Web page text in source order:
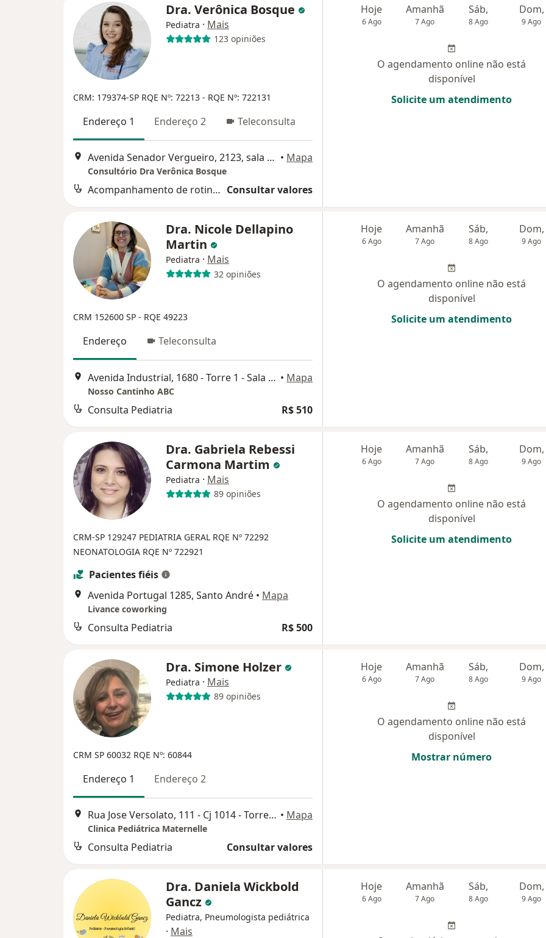
Dra. Verônica Bosque
Pediatra · Mais
123 opiniões
CRM: 179374-SP RQE Nº: 72213 - RQE Nº: 722131
Endereço 1 Endereço 2 Teleconsulta
Avenida Senador Vergueiro, 2123, sala 308, Rudge Ramos, São Bernardo do Campo • Mapa
Consultório Dra Verônica Bosque
Acompanhamento de rotina (Puericultura) Consultar valores
Hoje
6 Ago
Amanhã
7 Ago
Sáb,
8 Ago
Dom,
9 Ago
O agendamento online não está
disponível
Solicite um atendimento
Dra. Nicole Dellapino
Martin
Pediatra · Mais
32 opiniões
CRM 152600 SP - RQE 49223
Endereço Teleconsulta
Avenida Industrial, 1680 - Torre 1 - Sala 103, Santo André • Mapa
Nosso Cantinho ABC
Consulta Pediatria R$ 510
Hoje
6 Ago
Amanhã
7 Ago
Sáb,
8 Ago
Dom,
9 Ago
O agendamento online não está
disponível
Solicite um atendimento
Dra. Gabriela Rebessi
Carmona Martim
Pediatra · Mais
89 opiniões
CRM-SP 129247 PEDIATRIA GERAL RQE Nº 72292
NEONATOLOGIA RQE Nº 722921
Pacientes fiéis
Avenida Portugal 1285, Santo André • Mapa
Livance coworking
Consulta Pediatria R$ 500
Hoje
6 Ago
Amanhã
7 Ago
Sáb,
8 Ago
Dom,
9 Ago
O agendamento online não está
disponível
Solicite um atendimento
Dra. Simone Holzer
Pediatra · Mais
89 opiniões
CRM SP 60032 RQE Nº: 60844
Endereço 1 Endereço 2
Rua Jose Versolato, 111 - Cj 1014 - Torre B, São Bernardo do Campo • Mapa
Clinica Pediátrica Maternelle
Consulta Pediatria Consultar valores
Hoje
6 Ago
Amanhã
7 Ago
Sáb,
8 Ago
Dom,
9 Ago
O agendamento online não está
disponível
Mostrar número
Dra. Daniela Wickbold
Gancz
Pediatra, Pneumologista pediátrica
· Mais
Hoje
6 Ago
Amanhã
7 Ago
Sáb,
8 Ago
Dom,
9 Ago